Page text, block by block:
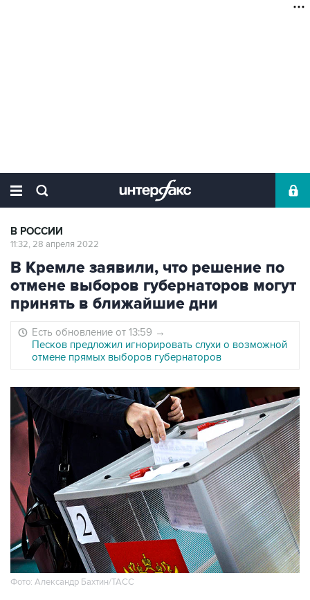
В РОССИИ
11:32, 28 апреля 2022
В Кремле заявили, что решение по
отмене выборов губернаторов могут
принять в ближайшие дни
Есть обновление от 13:59 →
Песков предложил игнорировать слухи о возможной
отмене прямых выборов губернаторов
Фото: Александр Бахтин/ТАСС